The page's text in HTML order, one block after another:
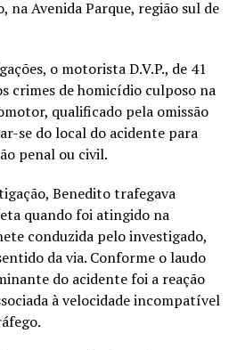
na Avenida Parque, região sul de
o motorista D.V.P., de 41
crimes de homicídio culposo na
qualificado pela omissão
se do local do acidente para
penal ou civil.
Benedito trafegava
quando foi atingido na
conduzida pelo investigado,
da via. Conforme o laudo
do acidente foi a reação
à velocidade incompatível